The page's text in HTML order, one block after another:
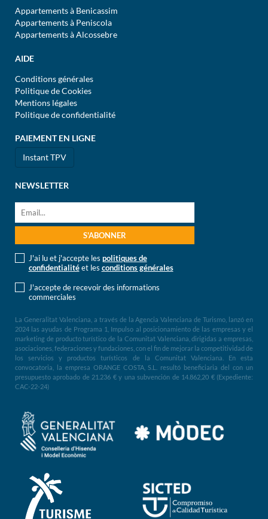
Appartements à Benicassim
Appartements à Peniscola
Appartements à Alcossebre
AIDE
Conditions générales
Politique de Cookies
Mentions légales
Politique de confidentialité
PAIEMENT EN LIGNE
Instant TPV
NEWSLETTER
J'ai lu et j'accepte les politiques de
confidentialitéet les conditions générales
J'accepte de recevoir des informations
commerciales
La Generalitat Valenciana, a través de la Agencia Valenciana de Turismo, lanzó en
2024 las ayudas de Programa 1, Impulso al posicionamiento de las empresas y el
marketing de producto turístico de la Comunitat Valenciana, dirigidas a empresas,
asociaciones, federaciones y fundaciones, con el fin de mejorar la competitividad de
los servicios y productos turísticos de la Comunitat Valenciana. En esta
convocatoria, la empresa ORANGE COSTA, S.L. resultó beneficiaria del con un
presupuesto aprobado de 21.236 € y una subvención de 14.862,20 € (Expediente:
CAC-22-24)